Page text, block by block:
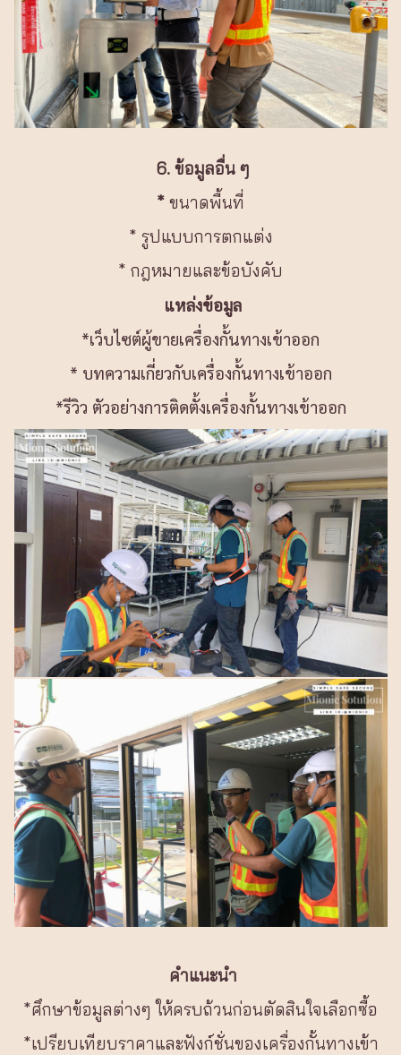
6. ข้อมูลอื่น ๆ
* ขนาดพื้นที่
* รูปแบบการตกแต่ง
* กฎหมายและข้อบังคับ
แหล่งข้อมูล
*เว็บไซต์ผู้ขายเครื่องกั้นทางเข้าออก
* บทความเกี่ยวกับเครื่องกั้นทางเข้าออก
*รีวิว ตัวอย่างการติดตั้งเครื่องกั้นทางเข้าออก
คำแนะนำ
*ศึกษาข้อมูลต่างๆ ให้ครบถ้วนก่อนตัดสินใจเลือกซื้อ
*เปรียบเทียบราคาและฟังก์ชั่นของเครื่องกั้นทางเข้า